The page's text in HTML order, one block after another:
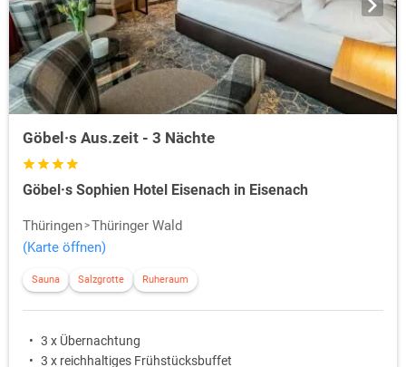
Göbel·s Aus.zeit - 3 Nächte
Göbel·s Sophien Hotel Eisenach in Eisenach
Thüringen Thüringer Wald
(Karte öffnen)
Sauna Salzgrotte Ruheraum
3 x Übernachtung
3 x reichhaltiges Frühstücksbuffet